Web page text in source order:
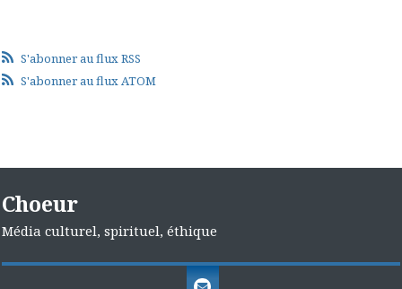
S'abonner au flux RSS
S'abonner au flux ATOM
Choeur
Média culturel, spirituel, éthique